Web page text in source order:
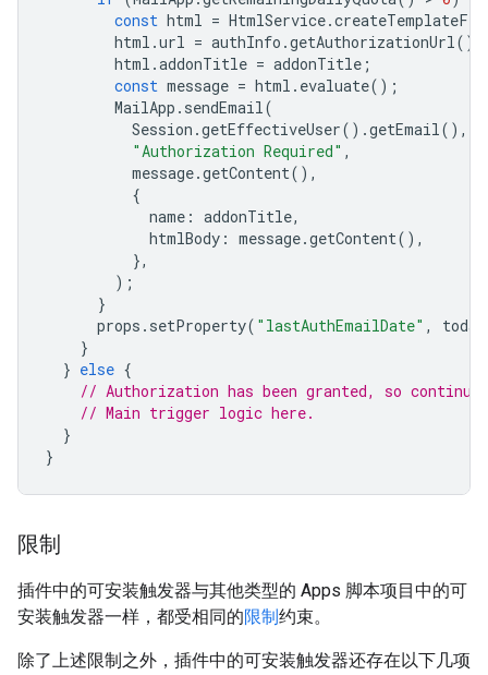
const html = HtmlService.
html .url = authInfo .getAuthorizationUrl();
html .addonTitle = addonTitle ;
const message = html . evaluate();
MailApp . sendEmail(
Session .getEffectiveUser().getEmail(),
"Authorization Required" ,
message.getContent(),
{
name : addonTitle,
htmlBody : message.getContent(),
},
);
}
props . setProperty( "lastAuthEmailDate" , today
}
} else {
// Authorization has been granted, so
// Main trigger logic here.
}
}
限制
插件中的可安装触发器与其他类型的 Apps 脚本项目中的可
安装触发器一样，都受相同的限制约束。
除了上述限制之外，插件中的可安装触发器还存在以下几项